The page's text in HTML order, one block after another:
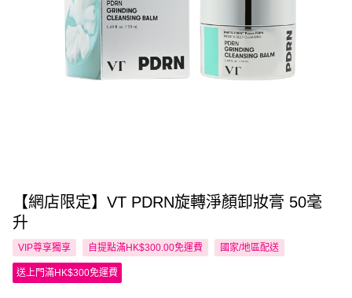
【網店限定】VT PDRN旋轉淨顏卸妝膏 50毫
升
VIP尊享獨享 自提點滿HK$300.00免運費 國家/地區配送
送上門滿HK$300免運費